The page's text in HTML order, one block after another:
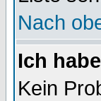
Nach
Ich
Kein